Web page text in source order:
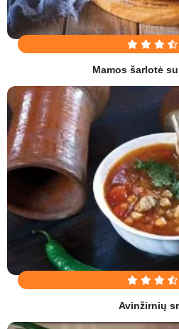
Mamos šarlotė
Avinžirnių